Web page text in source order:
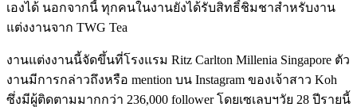
เองได้ นอกจากนี้ ทุกคนในงานยังได้รับสิทธิ์ชิมชาสำหรับงาน
แต่งงานจาก TWG Tea
งานแต่งงานนี้จัดขึ้นที่โรงแรม Ritz Carlton Millenia Singapore ตัว
งานมีการกล่าวถึงหรือ mention บน Instagram ของเจ้าสาว Koh
ซึ่งมีผู้ติดตามมากกว่า 236,000 follower โดยเซเลบฯวัย 28 ปีรายนี้